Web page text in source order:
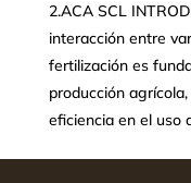
2.ACA SCL
interacción entre
fertilización es
producción
eficiencia en el uso